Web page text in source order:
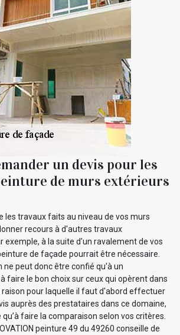
un devis pour les
de murs extérieurs
les travaux faits au niveau de vos murs
recours à d'autres travaux
exemple, à la suite d'un ravalement de vos
de façade pourrait être nécessaire.
ne peut donc être confié qu'à un
faire le bon choix sur ceux qui opèrent dans
raison pour laquelle il faut d'abord effectuer
auprès des prestataires dans ce domaine,
faire la comparaison selon vos critères.
peinture 49 du 49260 conseille de